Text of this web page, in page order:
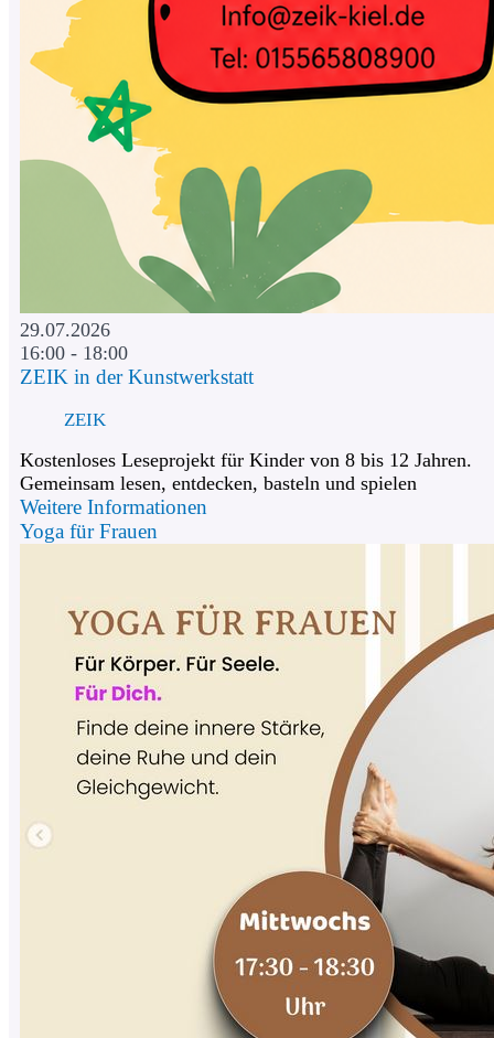
29.07.2026
16:00 - 18:00
ZEIK in der Kunstwerkstatt
ZEIK
Kostenloses Leseprojekt für Kinder von 8 bis 12 Jahren.
Gemeinsam lesen, entdecken, basteln und spielen
Weitere Informationen
Yoga für Frauen